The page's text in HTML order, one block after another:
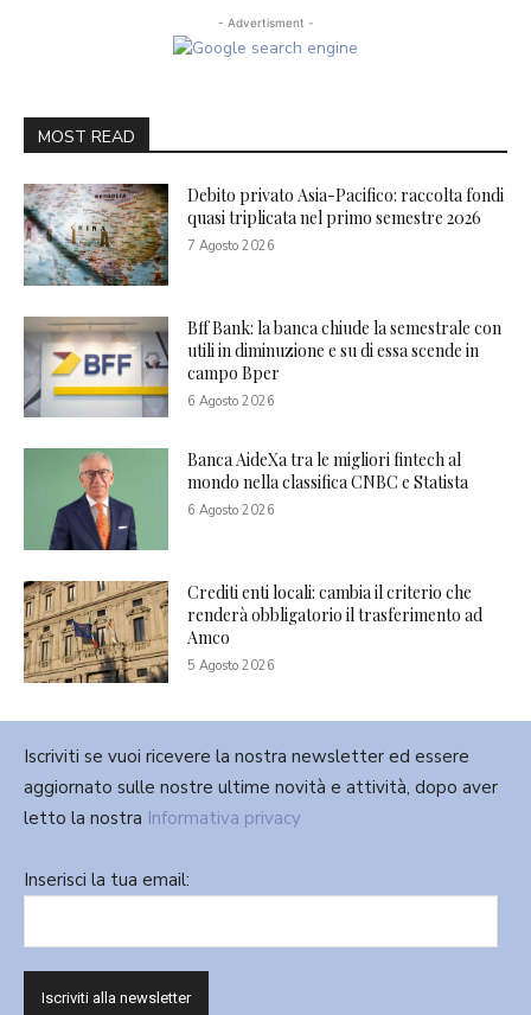
- Advertisment -
MOST READ
Debito privato Asia-Pacifico: raccolta fondi
quasi triplicata nel primo semestre 2026
7 Agosto 2026
Bff Bank: la banca chiude la semestrale con
utili in diminuzione e su di essa scende in
campo Bper
6 Agosto 2026
Banca AideXa tra le migliori fintech al
mondo nella classifica CNBC e Statista
6 Agosto 2026
Crediti enti locali: cambia il criterio che
renderà obbligatorio il trasferimento ad
Amco
5 Agosto 2026
Iscriviti se vuoi ricevere la nostra newsletter ed essere
aggiornato sulle nostre ultime novità e attività, dopo aver
letto la nostra Informativa privacy
Inserisci la tua email: